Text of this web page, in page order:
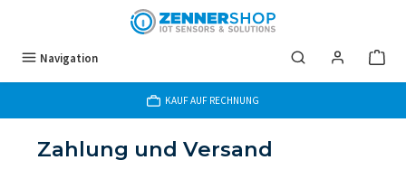
Zum Hauptinhalt springen
Navigation
KAUF AUF RECHNUNG
Zahlung und Versand